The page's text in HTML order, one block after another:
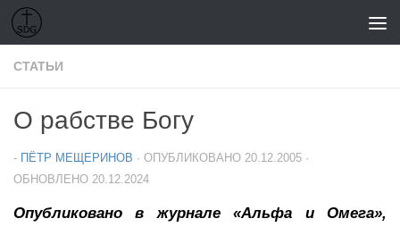
Перейти к содержимому
СТАТЬИ
О рабстве Богу
- ПЁТР МЕЩЕРИНОВ · ОПУБЛИКОВАНО 20.12.2005 ·
ОБНОВЛЕНО 20.12.2024
Опубликовано в журнале «Альфа и Омега»,